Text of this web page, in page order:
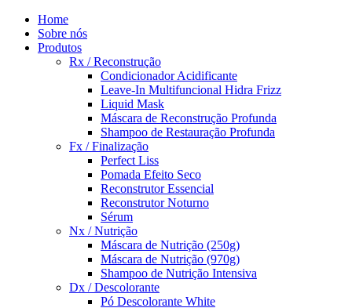
Home
Sobre nós
Produtos
Rx / Reconstrução
Condicionador Acidificante
Leave-In Multifuncional Hidra Frizz
Liquid Mask
Máscara de Reconstrução Profunda
Shampoo de Restauração Profunda
Fx / Finalização
Perfect Liss
Pomada Efeito Seco
Reconstrutor Essencial
Reconstrutor Noturno
Sérum
Nx / Nutrição
Máscara de Nutrição (250g)
Máscara de Nutrição (970g)
Shampoo de Nutrição Intensiva
Dx / Descolorante
Pó Descolorante White